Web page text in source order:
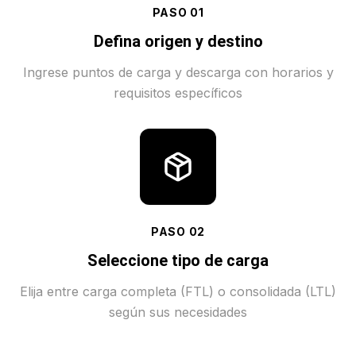
PASO 01
Defina origen y destino
Ingrese puntos de carga y descarga con horarios y
requisitos específicos
PASO 02
Seleccione tipo de carga
Elija entre carga completa (FTL) o consolidada (LTL)
según sus necesidades